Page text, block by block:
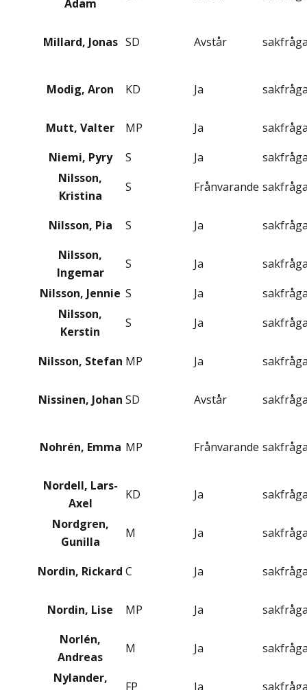
Adam
Millard, Jonas SD Avstår
Modig, Aron KD Ja
Mutt, Valter MP Ja
Niemi, Pyry
S Ja
Nilsson,
Kristina
S Frånvarande
Nilsson, Pia S Ja
Nilsson,
Ingemar
S Ja
Nilsson, Jennie S Ja
Nilsson,
Kerstin
S Ja
Nilsson, Stefan MP Ja
Nissinen, Johan SD Avstår
Nohrén, Emma MP Frånvarande
Nordell, Lars-
Axel
KD Ja
Nordgren,
Gunilla
M Ja
Nordin, Rickard C Ja
Nordin, Lise MP Ja
Norlén,
Andreas
M Ja
Nylander,
FP Ja